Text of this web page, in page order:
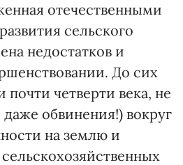
отечественными
сельского
недостатков и
До сих
почти четверти века, не
обвинения!) вокруг
на землю и